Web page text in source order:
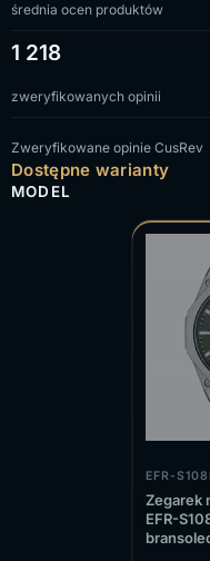
średnia ocen produktów
1 218
zweryfikowanych opinii
Zweryfikowane opinie CusRev
Dostępne warianty
MODEL
EFR-
Zegarek
EFR-